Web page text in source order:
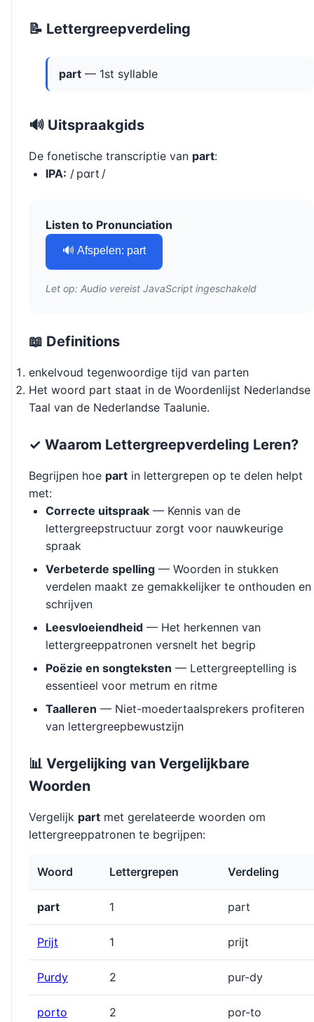
📝 Lettergreepverdeling
part — 1st syllable
🔊 Uitspraakgids
De fonetische transcriptie van part:
IPA: / pɑrt /
Listen to Pronunciation
🔊 Afspelen: part
Let op: Audio vereist JavaScript ingeschakeld
📖 Definitions
enkelvoud tegenwoordige tijd van parten
Het woord part staat in de Woordenlijst Nederlandse
Taal van de Nederlandse Taalunie.
✓ Waarom Lettergreepverdeling Leren?
Begrijpen hoe part in lettergrepen op te delen helpt
met:
Correcte uitspraak — Kennis van de
lettergreepstructuur zorgt voor nauwkeurige
spraak
Verbeterde spelling — Woorden in stukken
verdelen maakt ze gemakkelijker te onthouden en
schrijven
Leesvloeiendheid — Het herkennen van
lettergreeppatronen versnelt het begrip
Poëzie en songteksten — Lettergreeptelling is
essentieel voor metrum en ritme
Taalleren — Niet-moedertaalsprekers profiteren
van lettergreepbewustzijn
📊 Vergelijking van Vergelijkbare
Woorden
Vergelijk part met gerelateerde woorden om
lettergreeppatronen te begrijpen:
Woord Lettergrepen Verdeling
part 1 part
Prĳt 1 prĳt
Purdy 2 pur-dy
porto 2 por-to